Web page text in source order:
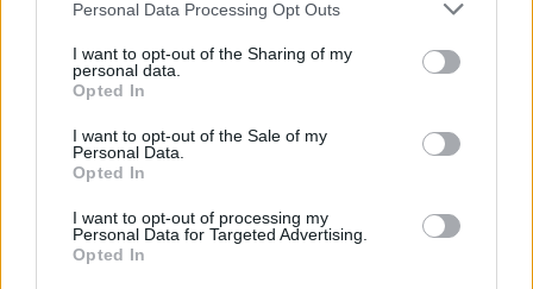
Personal Data Processing Opt Outs
I want to opt-out of the Sharing of my
personal data.
Opted In
I want to opt-out of the Sale of my
Personal Data.
Opted In
I want to opt-out of processing my
Personal Data for Targeted Advertising.
Opted In
Πακιστάν ενισχύουν τους
σχεδιασμός
πληροφορίας